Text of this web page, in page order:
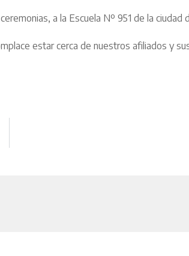
a la Escuela Nº 951 de la ciudad
estar cerca de nuestros afiliados y